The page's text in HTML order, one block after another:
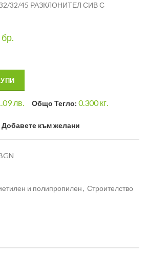
32/45 РАЗКЛОНИТЕЛ СИВ С
лв. Общо Тегло: 0.300кг.
Добавете към желани
и полипропилен, Строителство